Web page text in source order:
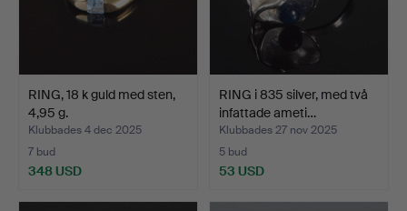
RING, 18 k guld med sten,
4,95 g.
Klubbades 4 dec 2025
7 bud
348 USD
RING i 835 silver, med två
infattade ameti…
Klubbades 27 nov 2025
5 bud
53 USD